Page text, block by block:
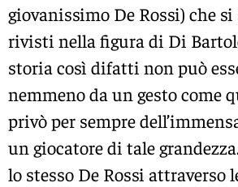
giovanissimo De Rossi) che
rivisti nella figura di Di
storia così difatti non può
nemmeno da un gesto come
privò per sempre
un giocatore di tale
lo stesso De Rossi attraverso